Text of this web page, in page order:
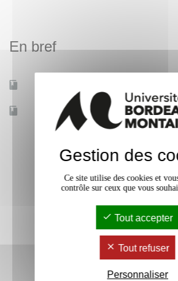
En bref
Accessible à distance Non
Gestion des
Ce site utilise des cookies et
contrôle sur ceux que vous
Tout accepter
Tout refuser
Personnaliser